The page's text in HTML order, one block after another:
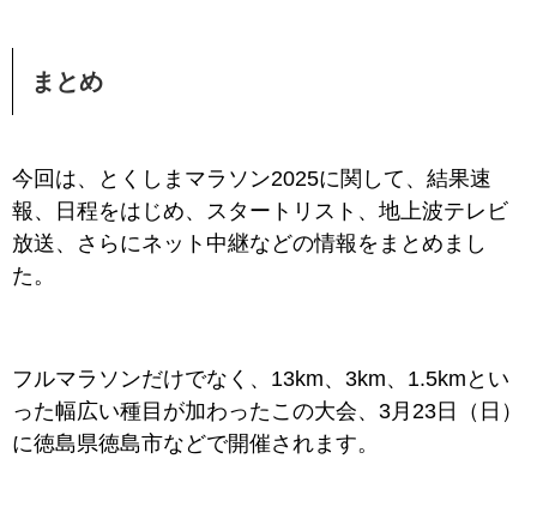
まとめ
今回は、とくしまマラソン2025に関して、結果速
報、日程をはじめ、スタートリスト、地上波テレビ
放送、さらにネット中継などの情報をまとめまし
た。
フルマラソンだけでなく、13km、3km、1.5kmとい
った幅広い種目が加わったこの大会、3月23日（日）
に徳島県徳島市などで開催されます。